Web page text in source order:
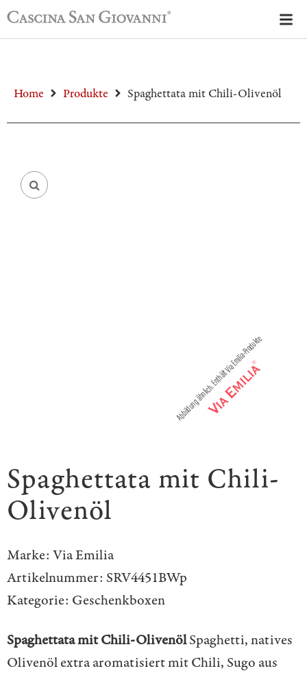
Home Produkte Spaghettata mit Chili-Olivenöl
Spaghettata mit Chili-
Olivenöl
Marke: Via Emilia
Artikelnummer: SRV4451BWp
Kategorie: Geschenkboxen
Spaghettata mit Chili-OlivenölSpaghetti, natives
Olivenöl extra aromatisiert mit Chili, Sugo aus